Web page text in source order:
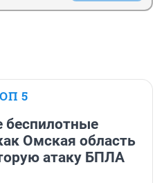
5
беспилотные
Омская область
атаку БПЛА